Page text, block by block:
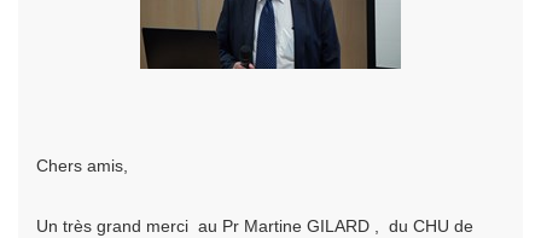
Chers amis,
Un très grand merci au Pr Martine GILARD , du CHU de